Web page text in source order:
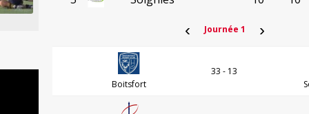
‹ Journée 1 ›
Boitsfort
33 - 13